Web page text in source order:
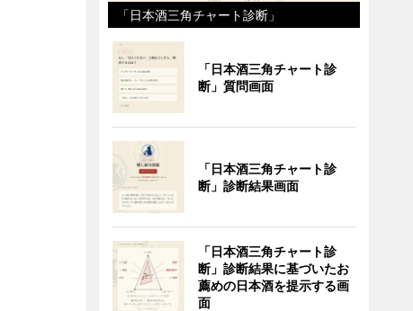
「日本酒三角チャート診断」
「日本酒三角チャート診
断」質問画面
「日本酒三角チャート診
断」診断結果画面
「日本酒三角チャート診
断」診断結果に基づいたお
薦めの日本酒を提示する画
面